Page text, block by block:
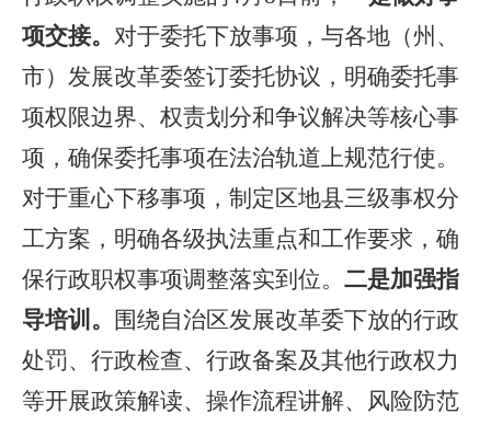
项交接。 对于委托下放事项，与各地（州、
市）发展改革委签订委托协议， 明确委托事
项权限边界、权责划分和争议解决等核心事
项，确保委托事项在法治轨道上规范行使。
对于重心下移事项，制定区地县三级事权分
工方案，明确各级执法重点和工作要求，确
保行政职权事项调整落实到位。 二是加强指
导培训。
围绕自治区发展改革委下放的行政
处罚、行政检查、行政备案及其他行政权力
等开展政策解读、操作流程讲解、风险防范